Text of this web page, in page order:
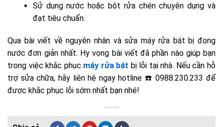
Sử dụng nước hoặc bột rửa chén chuyên dụng và
đạt tiêu chuẩn.
Qua bài viết về nguyên nhân và sửa máy rửa bát bị đọng
nước đơn giản nhất. Hy vọng bài viết đã phần nào giúp bạn
trong việc khắc phục máy rửa bát bị lỗi tại nhà. Nếu cần hỗ
trợ sửa chữa, hãy liên hệ ngayhotline☎️ 0988.230.233 để
được khắc phục lỗi sớm nhất bạn nhé!